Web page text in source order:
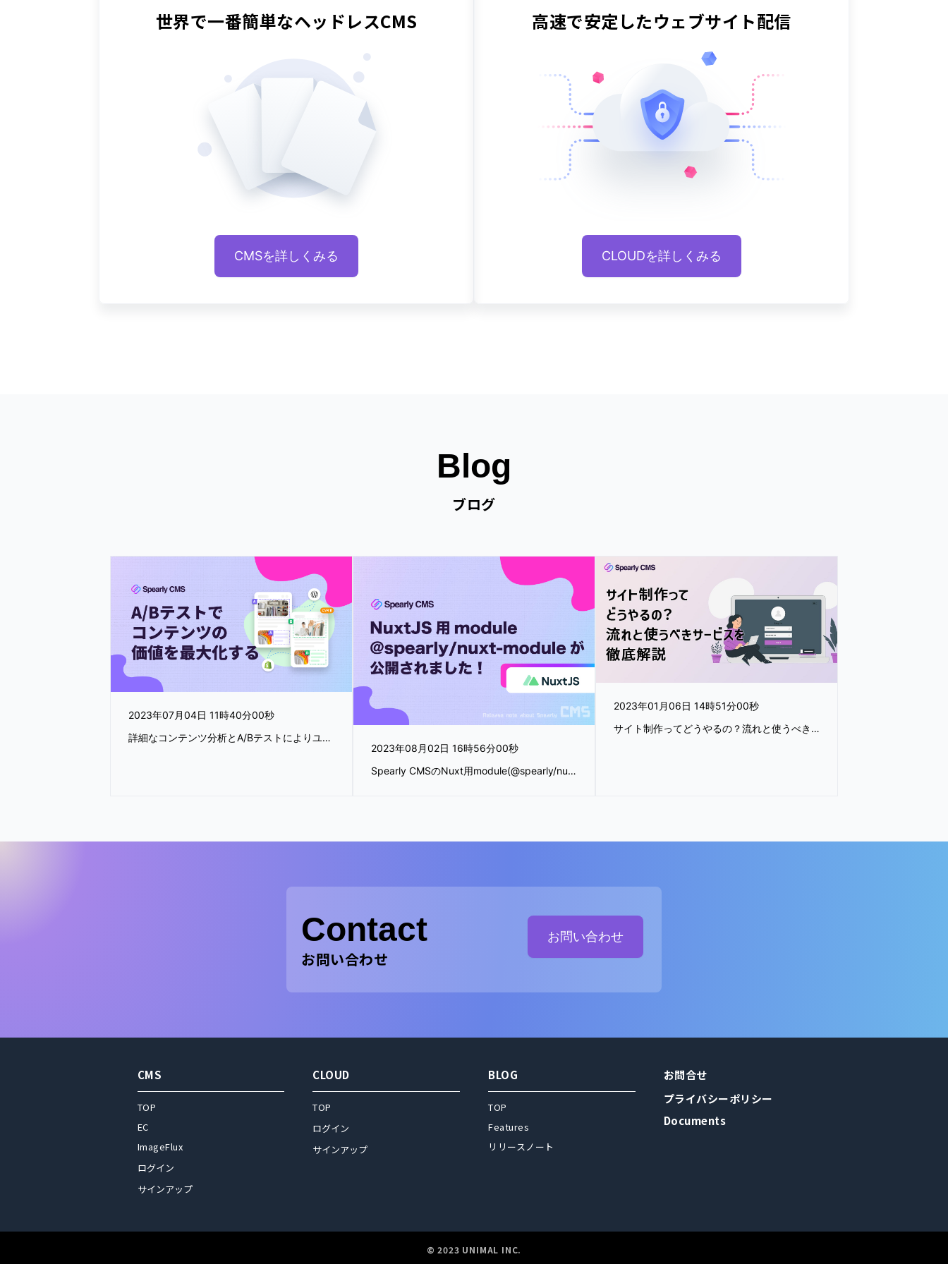
世界で一番簡単なヘッドレスCMS
CMSを詳しくみる
高速で安定したウェブサイト配信
CLOUDを詳しくみる
Blog
ブログ
2023年07月04日 11時40分00秒
詳細なコンテンツ分析とA/Bテストによりユーザーのエンゲージメントを向上させる、コンテンツA/Bテスト機能をリリースしました！
2023年08月02日 16時56分00秒
Spearly CMSのNuxt用module(@spearly/nuxt-module)が公開されました！
2023年01月06日 14時51分00秒
サイト制作ってどうやるの？流れと使うべきサービスを徹底解説
Contact
お問い合わせ
お問い合わせ
CMS
TOP
EC
ImageFlux
ログイン
サインアップ
CLOUD
TOP
ログイン
サインアップ
BLOG
TOP
Features
リリースノート
お問合せ
プライバシーポリシー
Documents
© 2023 UNIMAL INC.